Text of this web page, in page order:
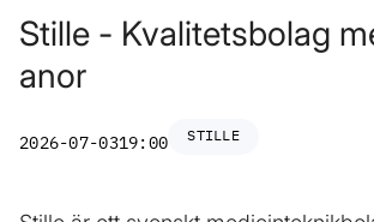
Stille - Kvalitetsbolag
anor
2026-07-0319:00 STILLE